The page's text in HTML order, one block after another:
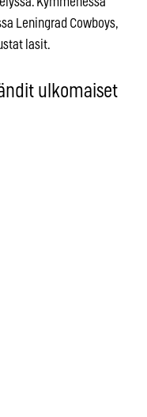
Leningrad Cowboys,
lasit.
ulkomaiset